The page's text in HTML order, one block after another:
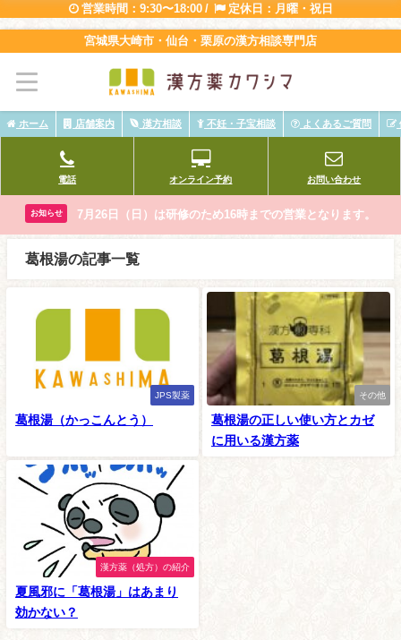
営業時間：9:30〜18:00 / 定休日：月曜・祝日
宮城県大崎市・仙台・栗原の漢方相談専門店
ホーム 店舗案内 漢方相談 不妊・子宝相談 よくあるご質問
電話 オンライン予約 お問い合わせ
お知らせ 7月26日（日）は研修のため16時までの営業となります。
葛根湯の記事一覧
JPS製薬
葛根湯（かっこんとう）
その他
葛根湯の正しい使い方とカゼ
に用いる漢方薬
漢方薬（処方）の紹介
夏風邪に「葛根湯」はあまり
効かない？